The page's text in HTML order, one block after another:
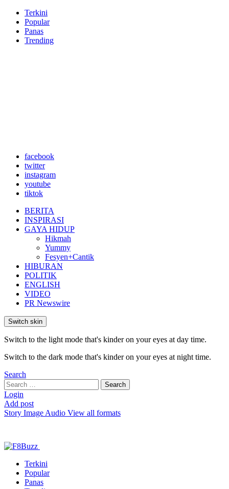
Terkini
Popular
Panas
Trending
facebook
twitter
instagram
youtube
tiktok
BERITA
INSPIRASI
GAYA HIDUP
Hikmah
Yummy
Fesyen+Cantik
HIBURAN
POLITIK
ENGLISH
VIDEO
PR Newswire
Switch skin
Switch to the light mode that's kinder on your eyes at day time.
Switch to the dark mode that's kinder on your eyes at night time.
Search
Search
for:
Search
Login
Add post
Story Image Audio View all formats
Terkini
Popular
Panas